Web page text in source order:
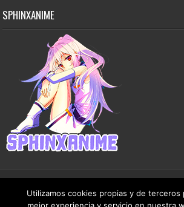
SPHINXANIME
Copyright © 2015-2026 SphinxAnime - Este sitio no
Utilizamos cookies propias y de terceros